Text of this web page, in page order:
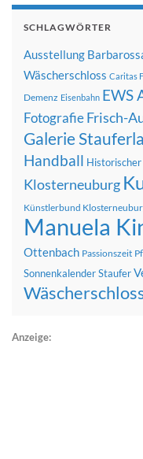
SCHLAGWÖRTER
Ausstellung
Wäscherschloss Caritas
Demenz Eisenbahn EWS
FotografieFrisch-
Galerie
Handball Historischer
Klosterneuburg
Künstlerbund
Manuela
Ottenbach Passionszeit
SonnenkalenderStaufer
Anzeige: